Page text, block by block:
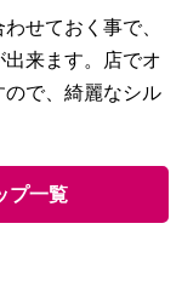
せておく事で、
出来ます。店でオ
で、綺麗なシル
プ一覧